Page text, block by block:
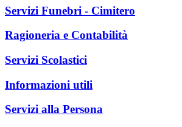
Servizi Funebri - Cimitero
Ragioneria e Contabilità
Servizi Scolastici
Informazioni utili
Servizi alla Persona